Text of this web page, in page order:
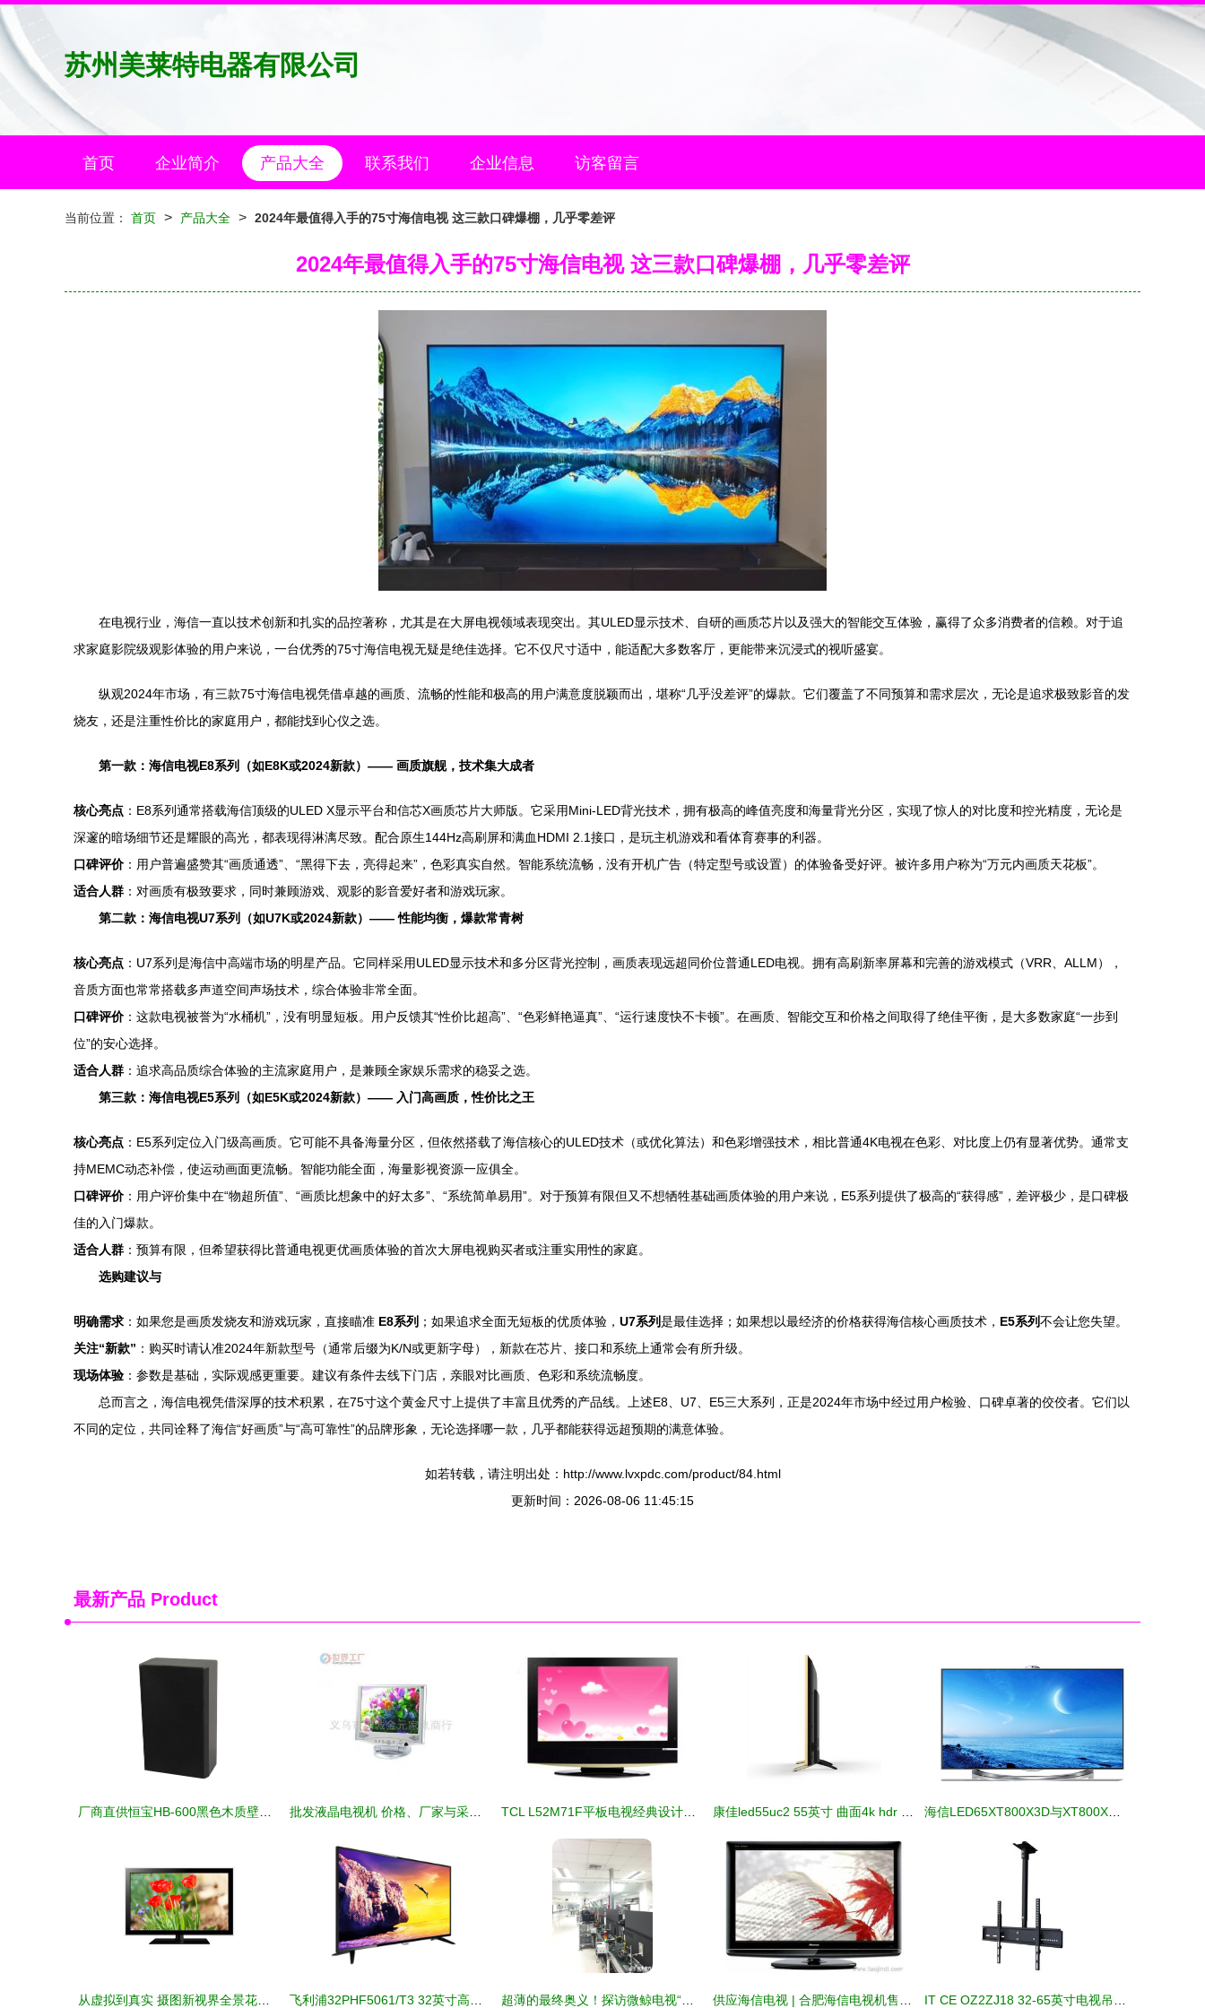
苏州美莱特电器有限公司
首页 企业简介 产品大全 联系我们 企业信息 访客留言
当前位置： 首页 > 产品大全 > 2024年最值得入手的75寸海信电视 这三款口碑爆棚，几乎零差评
2024年最值得入手的75寸海信电视 这三款口碑爆棚，几乎零差评
在电视行业，海信一直以技术创新和扎实的品控著称，尤其是在大屏电视领域表现突出。其ULED显示技术、自研的画质芯片以及强大的智能交互体验，赢得了众多消费者的信赖。对于追
求家庭影院级观影体验的用户来说，一台优秀的75寸海信电视无疑是绝佳选择。它不仅尺寸适中，能适配大多数客厅，更能带来沉浸式的视听盛宴。
纵观2024年市场，有三款75寸海信电视凭借卓越的画质、流畅的性能和极高的用户满意度脱颖而出，堪称“几乎没差评”的爆款。它们覆盖了不同预算和需求层次，无论是追求极致影音的发
烧友，还是注重性价比的家庭用户，都能找到心仪之选。
第一款：海信电视E8系列（如E8K或2024新款）—— 画质旗舰，技术集大成者
核心亮点 ：E8系列通常搭载海信顶级的ULED X显示平台和信芯X画质芯片大师版。它采用Mini-LED背光技术，拥有极高的峰值亮度和海量背光分区，实现了惊人的对比度和控光精度，无论是
深邃的暗场细节还是耀眼的高光，都表现得淋漓尽致。配合原生144Hz高刷屏和满血HDMI 2.1接口，是玩主机游戏和看体育赛事的利器。
口碑评价：用户普遍盛赞其“画质通透”、“黑得下去，亮得起来”，色彩真实自然。智能系统流畅，没有开机广告（特定型号或设置）的体验备受好评。被许多用户称为“万元内画质天花板”。
适合人群 ：对画质有极致要求，同时兼顾游戏、观影的影音爱好者和游戏玩家。
第二款：海信电视U7系列（如U7K或2024新款）—— 性能均衡，爆款常青树
核心亮点 ：U7系列是海信中高端市场的明星产品。它同样采用ULED显示技术和多分区背光控制，画质表现远超同价位普通LED电视。拥有高刷新率屏幕和完善的游戏模式（VRR、ALLM），
音质方面也常常搭载多声道空间声场技术，综合体验非常全面。
口碑评价：这款电视被誉为“水桶机”，没有明显短板。用户反馈其“性价比超高”、“色彩鲜艳逼真”、“运行速度快不卡顿”。在画质、智能交互和价格之间取得了绝佳平衡，是大多数家庭“一步到
位”的安心选择。
适合人群 ：追求高品质综合体验的主流家庭用户，是兼顾全家娱乐需求的稳妥之选。
第三款：海信电视E5系列（如E5K或2024新款）—— 入门高画质，性价比之王
核心亮点 ：E5系列定位入门级高画质。它可能不具备海量分区，但依然搭载了海信核心的ULED技术（或优化算法）和色彩增强技术，相比普通4K电视在色彩、对比度上仍有显著优势。通常支
持MEMC动态补偿，使运动画面更流畅。智能功能全面，海量影视资源一应俱全。
口碑评价：用户评价集中在“物超所值”、“画质比想象中的好太多”、“系统简单易用”。对于预算有限但又不想牺牲基础画质体验的用户来说，E5系列提供了极高的“获得感”，差评极少，是口碑极
佳的入门爆款。
适合人群 ：预算有限，但希望获得比普通电视更优画质体验的首次大屏电视购买者或注重实用性的家庭。
选购建议与
明确需求 ：如果您是画质发烧友和游戏玩家，直接瞄准 E8系列 ；如果追求全面无短板的优质体验， U7系列是最佳选择；如果想以最经济的价格获得海信核心画质技术， E5系列不会让您失望。
关注“新款” ：购买时请认准2024年新款型号（通常后缀为K/N或更新字母），新款在芯片、接口和系统上通常会有所升级。
现场体验 ：参数是基础，实际观感更重要。建议有条件去线下门店，亲眼对比画质、色彩和系统流畅度。
总而言之，海信电视凭借深厚的技术积累，在75寸这个黄金尺寸上提供了丰富且优秀的产品线。上述E8、U7、E5三大系列，正是2024年市场中经过用户检验、口碑卓著的佼佼者。它们以
不同的定位，共同诠释了海信“好画质”与“高可靠性”的品牌形象，无论选择哪一款，几乎都能获得远超预期的满意体验。
如若转载，请注明出处：http://www.lvxpdc.com/product/84.html
更新时间：2026-08-06 11:45:15
最新产品 Product